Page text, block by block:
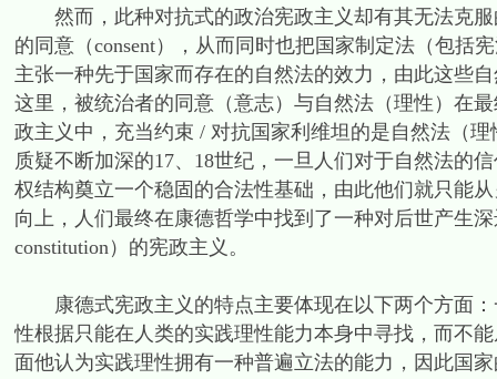
然而，此种对抗式的政治宪政主义却有其无法克服
的同意（consent），从而同时也把国家制定法（包括
主张一种先于国家而存在的自然法的效力，由此这些
这里，被统治者的同意（意志）与自然法（理性）在
政主义中，充当约束 / 对抗国家利维坦的是自然法（
质疑不断加深的17、18世纪，一旦人们对于自然法的
权结构奠立一个稳固的合法性基础，由此他们就只能
向上，人们最终在康德哲学中找到了一种对后世产生
constitution）的宪政主义。
康德式宪政主义的特点主要体现在以下两个方面：
性根据只能在人类的实践理性能力本身中寻找，而不
面他认为实践理性拥有一种普遍立法的能力，因此国